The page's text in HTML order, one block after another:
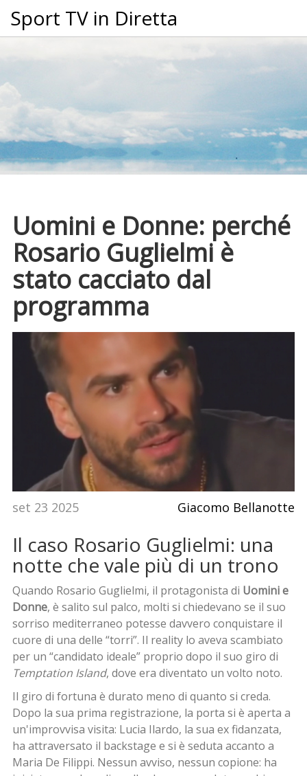
Sport TV in Diretta
Uomini e Donne: perché
Rosario Guglielmi è
stato cacciato dal
programma
set 23 2025 Giacomo Bellanotte
Il caso Rosario Guglielmi: una
notte che vale più di un trono
Quando Rosario Guglielmi, il protagonista di Uomini e
Donne, è salito sul palco, molti si chiedevano se il suo
sorriso mediterraneo potesse davvero conquistare il
cuore di una delle “torri”. Il reality lo aveva scambiato
per un “candidato ideale” proprio dopo il suo giro di
Temptation Island, dove era diventato un volto noto.
Il giro di fortuna è durato meno di quanto si creda.
Dopo la sua prima registrazione, la porta si è aperta a
un'improvvisa visita: Lucia Ilardo, la sua ex fidanzata,
ha attraversato il backstage e si è seduta accanto a
Maria De Filippi. Nessun avviso, nessun copione: ha